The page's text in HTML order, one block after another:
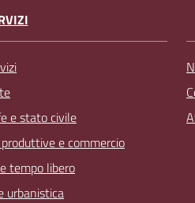
e stato civile
e commercio
tempo libero
urbanistica